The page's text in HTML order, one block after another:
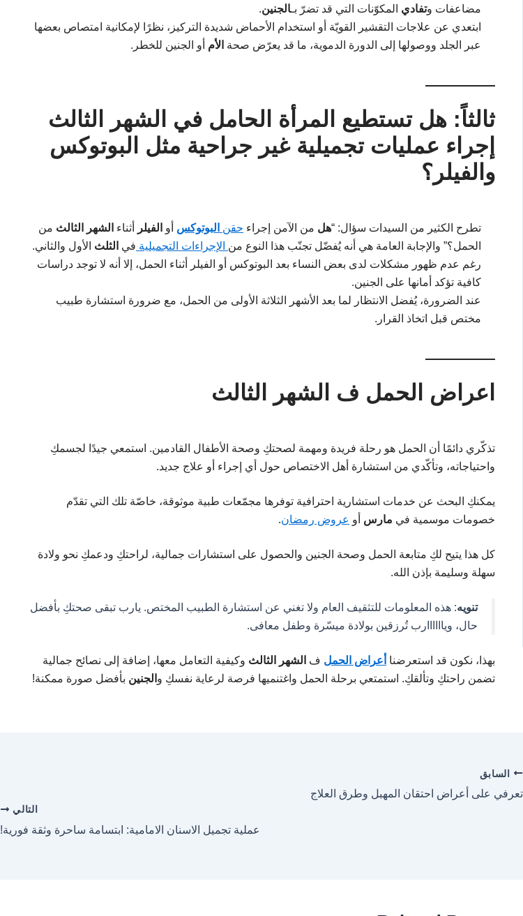
مضاعفات وتفادي المكوّنات التي قد تضرّ بـالجنين.
ابتعدي عن علاجات التقشير القويّة أو استخدام الأحماض شديدة التركيز، نظرًا لإمكانية امتصاص بعضها
عبر الجلد ووصولها إلى الدورة الدموية، ما قد يعرّض صحة الأم أو الجنين للخطر.
ثالثاً: هل تستطيع المرأة الحامل في الشهر الثالث
إجراء عمليات تجميلية غير جراحية مثل البوتوكس
والفيلر؟
تطرح الكثير من السيدات سؤال: “هل من الآمن إجراء حقن البوتوكس أو الفيلر أثناء الشهر الثالث من
الحمل؟” والإجابة العامة هي أنه يُفضّل تجنّب هذا النوع من الإجراءات التجميلية في الثلث الأول والثاني.
رغم عدم ظهور مشكلات لدى بعض النساء بعد البوتوكس أو الفيلر أثناء الحمل، إلا أنه لا توجد دراسات
كافية تؤكد أمانها على الجنين.
عند الضرورة، يُفضل الانتظار لما بعد الأشهر الثلاثة الأولى من الحمل، مع ضرورة استشارة طبيب
مختص قبل اتخاذ القرار.
اعراض الحمل ف الشهر الثالث
تذكّري دائمًا أن الحمل هو رحلة فريدة ومهمة لصحتكِ وصحة الأطفال القادمين. استمعي جيدًا لجسمكِ
واحتياجاته، وتأكّدي من استشارة أهل الاختصاص حول أي إجراء أو علاج جديد.
يمكنكِ البحث عن خدمات استشارية احترافية توفرها مجمّعات طبية موثوقة، خاصّة تلك التي تقدّم
خصومات موسمية في مارس أو عروض رمضان.
كل هذا يتيح لكِ متابعة الحمل وصحة الجنين والحصول على استشارات جمالية، لراحتكِ ودعمكِ نحو ولادة
سهلة وسليمة بإذن الله.
تنويه: هذه المعلومات للتثقيف العام ولا تغني عن استشارة الطبيب المختص. يارب تبقى صحتكِ بأفضل
حال، وياااااارب تُرزقين بولادة ميسّرة وطفل معافى.
بهذا، نكون قد استعرضنا أعراض الحمل ف الشهر الثالث وكيفية التعامل معها، إضافة إلى نصائح جمالية
تضمن راحتكِ وتألقكِ. استمتعي برحلة الحمل واغتنميها فرصة لرعاية نفسكِ و الجنين بأفضل صورة ممكنة!
السابق
تعرفي على أعراض احتقان المهبل وطرق العلاج
التالي
عملية تجميل الاسنان الامامية: ابتسامة ساحرة وثقة فورية!